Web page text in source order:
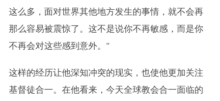
这么多，面对世界其他地方发生的事情，就不会再
那么容易被震惊了。这不是说你不再敏感，而是你
不再会对这些感到意外。"
这样的经历让他深知冲突的现实，也使他更加关注
基督徒合一。在他看来，今天全球教会合一面临的